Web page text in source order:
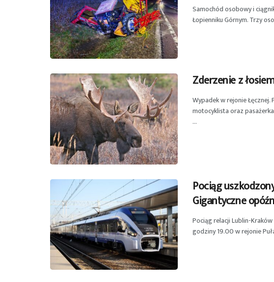
Samochód osobowy i
Łopienniku Górnym. Trzy
Zderzenie z
Wypadek w rejonie
motocyklista oraz
...
Pociąg
Gigantyczne
Pociąg relacji Lublin-
godziny 19.00 w rejonie